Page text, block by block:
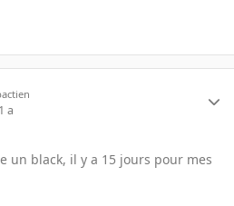
a
un black, il y a 15 jours pour mes